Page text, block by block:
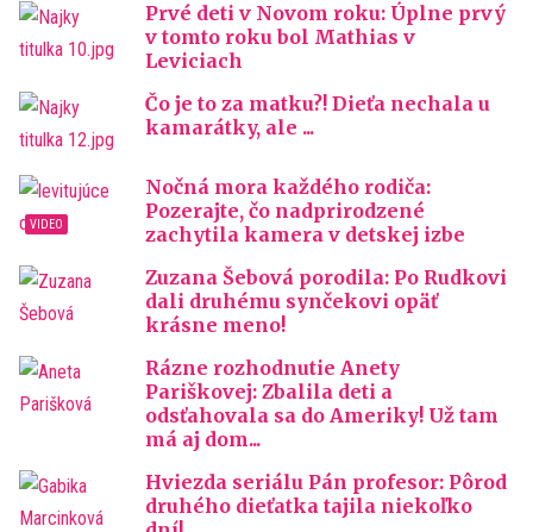
Prvé deti v Novom roku: Úplne prvý
v tomto roku bol Mathias v
Leviciach
Čo je to za matku?! Dieťa nechala u
kamarátky, ale ...
Nočná mora každého rodiča:
Pozerajte, čo nadprirodzené
zachytila kamera v detskej izbe
Zuzana Šebová porodila: Po Rudkovi
dali druhému synčekovi opäť
krásne meno!
Rázne rozhodnutie Anety
Pariškovej: Zbalila deti a
odsťahovala sa do Ameriky! Už tam
má aj dom...
Hviezda seriálu Pán profesor: Pôrod
druhého dieťatka tajila niekoľko